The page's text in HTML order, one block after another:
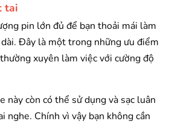
tai
pin lớn đủ để bạn thoải mái làm
Đây là một trong những ưu điểm
xuyên làm việc với cường độ
này còn có thể sử dụng và sạc luân
nghe. Chính vì vậy bạn không cần